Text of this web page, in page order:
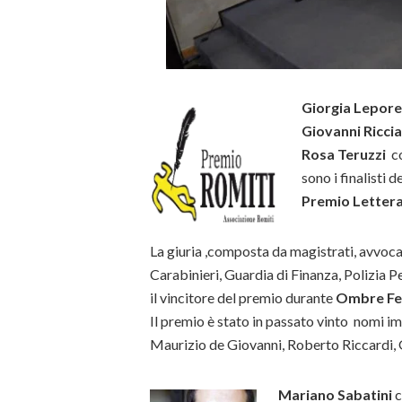
Giorgia
Giovanni
Rosa Teruzzi
sono i finalisti
Premio
La giuria ,composta da magistrati,
Carabinieri, Guardia di Finanza, Polizia
il vincitore del premio durante Ombre
Il premio è stato in passato vinto nomi
Maurizio de Giovanni, Roberto Riccardi,
Mariano Sabatini